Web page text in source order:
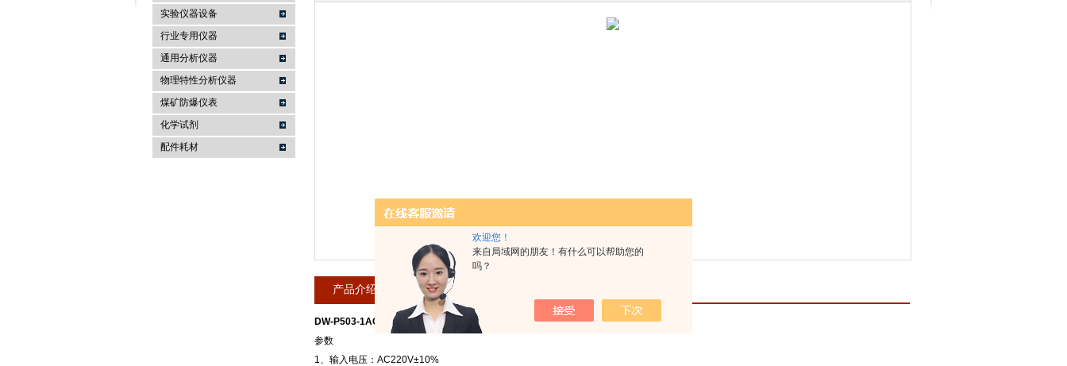
欢迎您！
来自局域网的朋友！有什么可以帮助您的
吗？
麦科仪（北京）科技有限公司
实验仪器设备
行业专用仪器
通用分析仪器
物理特性分析仪器
煤矿防爆仪表
化学试剂
配件耗材
产品介绍 在线留言
DW-P503-1ACH1 高压直流电源
参数
1、输入电压：AC220V±10%